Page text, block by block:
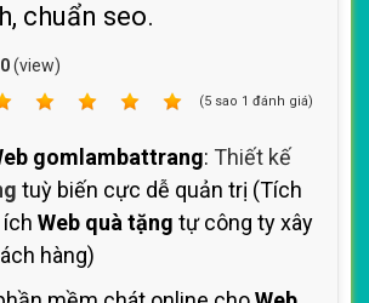
chuẩn seo.
(view)
(5 sao 1 đánh giá)
gomlambattrang: Thiết kế
tuỳ biến cực dễ quản trị (Tích
Web quà tặng tự công ty xây
hàng)